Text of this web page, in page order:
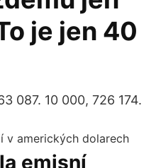
je jen 40
087. 10 000, 726 174.
emisní